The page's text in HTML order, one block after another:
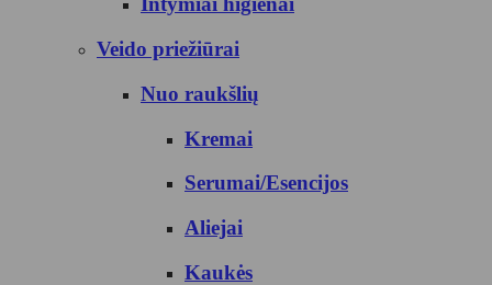
Veido priežiūrai
Nuo raukšlių
Kremai
Serumai/Esencijos
Aliejai
Kaukės